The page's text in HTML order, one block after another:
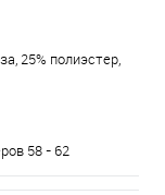
25% полиэстер,
58 - 62